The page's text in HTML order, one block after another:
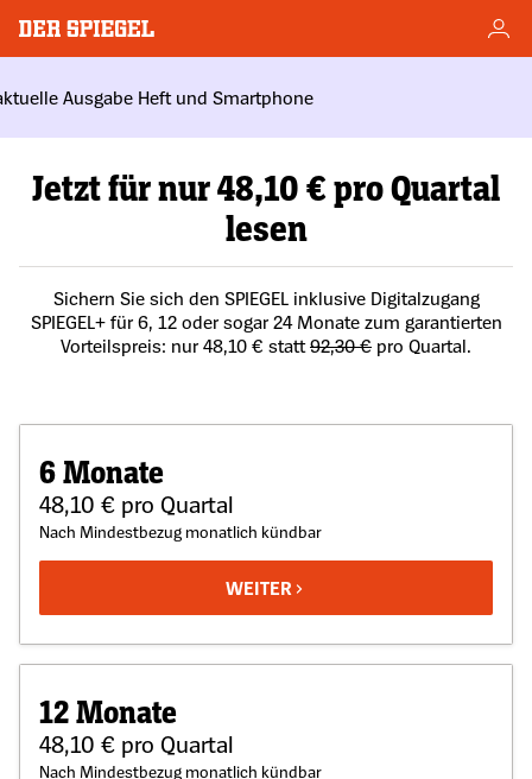
Jetzt für nur 48,10 € pro Quartal
lesen
Sichern Sie sich den SPIEGEL inklusive Digitalzugang
SPIEGEL+ für 6, 12 oder sogar 24 Monate zum garantierten
Vorteilspreis: nur 48,10 € statt92,30 € pro Quartal.
6 Monate
48,10 € pro Quartal
Nach Mindestbezug monatlich kündbar
WEITER
12 Monate
48,10 € pro Quartal
Nach Mindestbezug monatlich kündbar